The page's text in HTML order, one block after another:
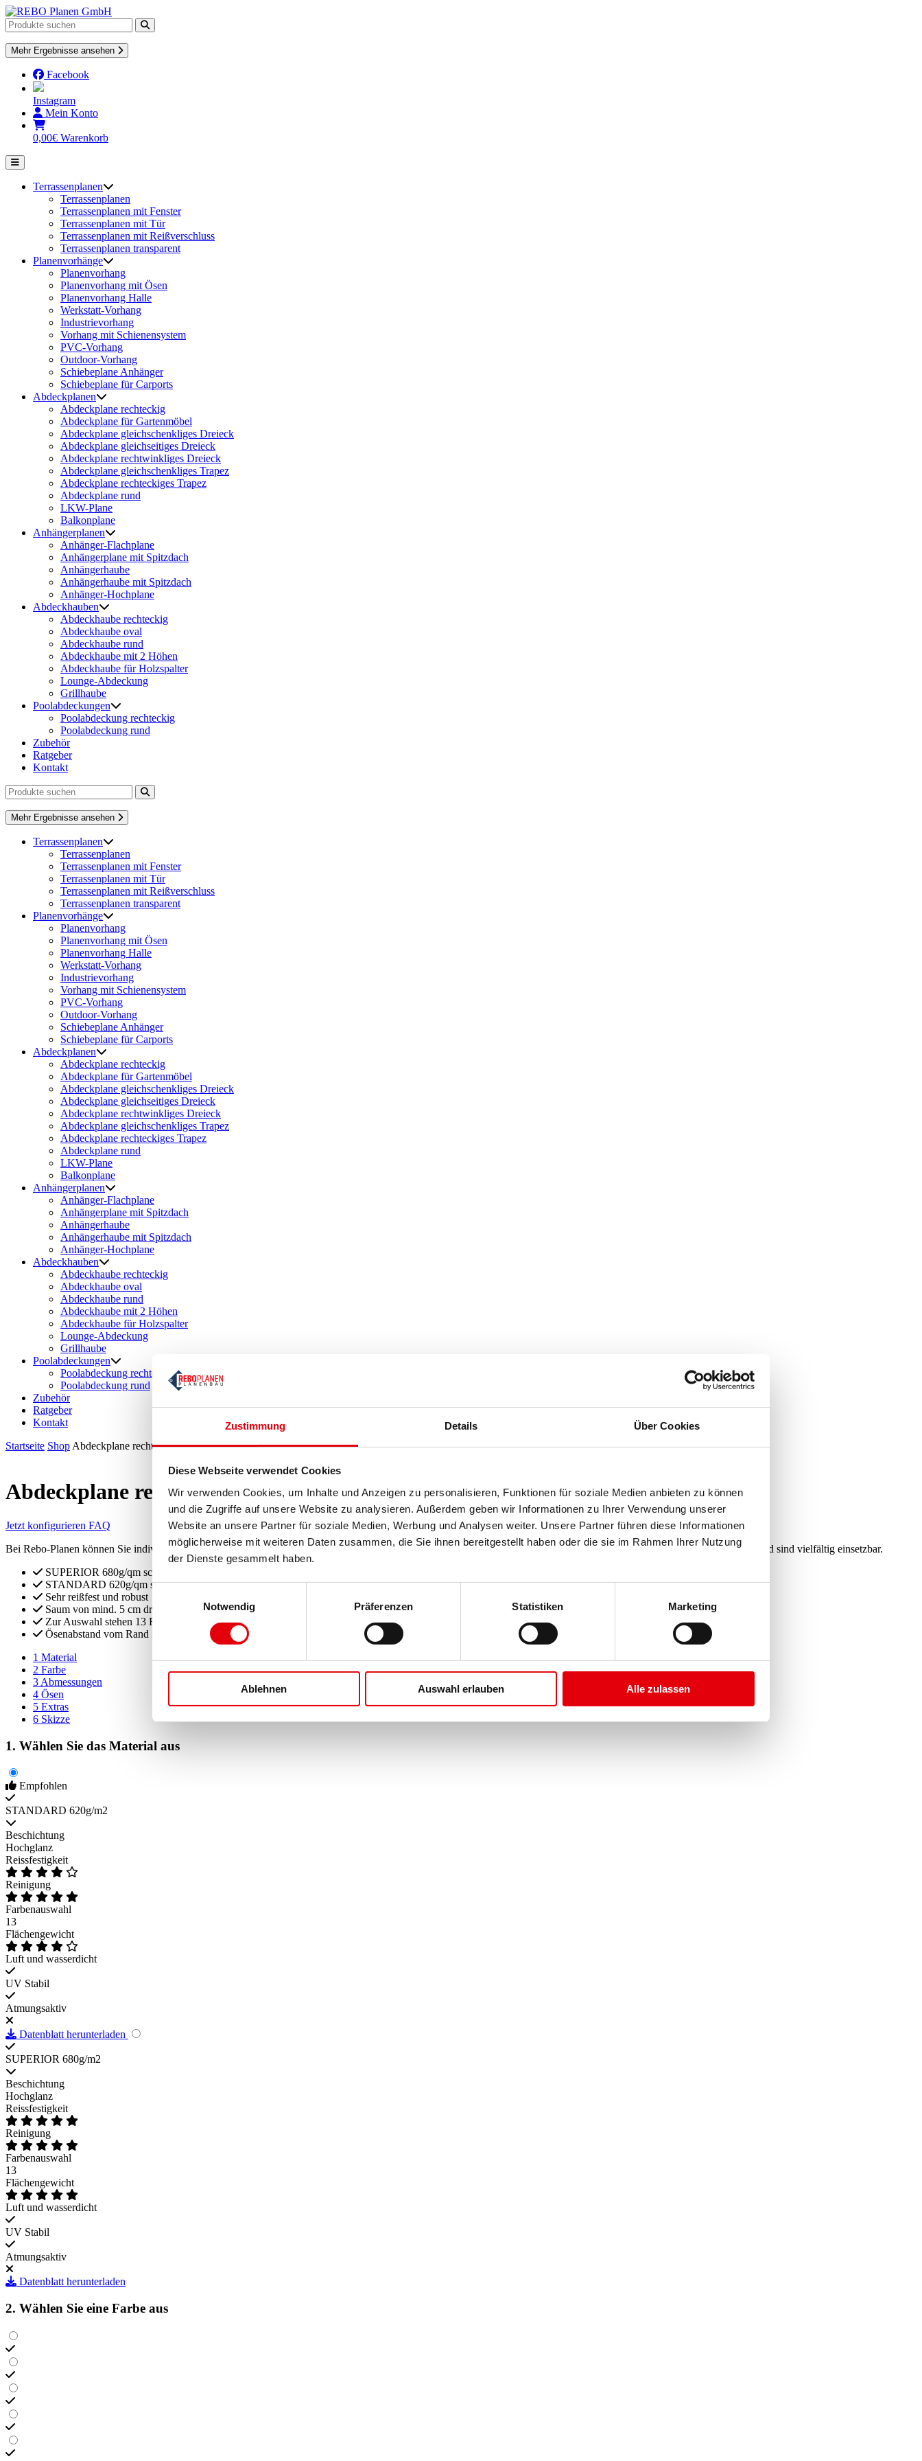
Zustimmung Details Über Cookies
Diese Webseite verwendet Cookies
Wir verwenden Cookies, um Inhalte und Anzeigen zu personalisieren, Funktionen für soziale Medien anbieten zu können
und die Zugriffe auf unsere Website zu analysieren. Außerdem geben wir Informationen zu Ihrer Verwendung unserer
Website an unsere Partner für soziale Medien, Werbung und Analysen weiter. Unsere Partner führen diese Informationen
möglicherweise mit weiteren Daten zusammen, die Sie ihnen bereitgestellt haben oder die sie im Rahmen Ihrer Nutzung
der Dienste gesammelt haben.
Einwilligungsauswahl
Notwendig
Präferenzen Statistiken Marketing
Ablehnen Auswahl erlauben Alle zulassen
Skip
to
content
Mehr Ergebnisse ansehen
Facebook
Instagram
Mein Konto
0,00€ Warenkorb
Terrassenplanen
Terrassenplanen
Terrassenplanen mit Fenster
Terrassenplanen mit Tür
Terrassenplanen mit Reißverschluss
Terrassenplanen transparent
Planenvorhänge
Planenvorhang
Planenvorhang mit Ösen
Planenvorhang Halle
Werkstatt-Vorhang
Industrievorhang
Vorhang mit Schienensystem
PVC-Vorhang
Outdoor-Vorhang
Schiebeplane Anhänger
Schiebeplane für Carports
Abdeckplanen
Abdeckplane rechteckig
Abdeckplane für Gartenmöbel
Abdeckplane gleichschenkliges Dreieck
Abdeckplane gleichseitiges Dreieck
Abdeckplane rechtwinkliges Dreieck
Abdeckplane gleichschenkliges Trapez
Abdeckplane rechteckiges Trapez
Abdeckplane rund
LKW-Plane
Balkonplane
Anhängerplanen
Anhänger-Flachplane
Anhängerplane mit Spitzdach
Anhängerhaube
Anhängerhaube mit Spitzdach
Anhänger-Hochplane
Abdeckhauben
Abdeckhaube rechteckig
Abdeckhaube oval
Abdeckhaube rund
Abdeckhaube mit 2 Höhen
Abdeckhaube für Holzspalter
Lounge-Abdeckung
Grillhaube
Poolabdeckungen
Poolabdeckung rechteckig
Poolabdeckung rund
Zubehör
Ratgeber
Kontakt
Mehr Ergebnisse ansehen
Terrassenplanen
Terrassenplanen
Terrassenplanen mit Fenster
Terrassenplanen mit Tür
Terrassenplanen mit Reißverschluss
Terrassenplanen transparent
Planenvorhänge
Planenvorhang
Planenvorhang mit Ösen
Planenvorhang Halle
Werkstatt-Vorhang
Industrievorhang
Vorhang mit Schienensystem
PVC-Vorhang
Outdoor-Vorhang
Schiebeplane Anhänger
Schiebeplane für Carports
Abdeckplanen
Abdeckplane rechteckig
Abdeckplane für Gartenmöbel
Abdeckplane gleichschenkliges Dreieck
Abdeckplane gleichseitiges Dreieck
Abdeckplane rechtwinkliges Dreieck
Abdeckplane gleichschenkliges Trapez
Abdeckplane rechteckiges Trapez
Abdeckplane rund
LKW-Plane
Balkonplane
Anhängerplanen
Anhänger-Flachplane
Anhängerplane mit Spitzdach
Anhängerhaube
Anhängerhaube mit Spitzdach
Anhänger-Hochplane
Abdeckhauben
Abdeckhaube rechteckig
Abdeckhaube oval
Abdeckhaube rund
Abdeckhaube mit 2 Höhen
Abdeckhaube für Holzspalter
Lounge-Abdeckung
Grillhaube
Poolabdeckungen
Poolabdeckung rechteckig
Poolabdeckung rund
Zubehör
Ratgeber
Kontakt
Startseite Shop Abdeckplane rechteckig
Abdeckplane rechteckig
Jetzt konfigurieren FAQ
Bei Rebo-Planen können Sie individuelle Abdeckplanen inklusive Zubehör bestellen. Die Abdeckplanen bestehen aus qualitativ hochwertiger, robuster und langlebiger Plane und sind vielfältig einsetzbar.
SUPERIOR 680g/qm schwer
STANDARD 620g/qm schwer
Sehr reißfest und robust
Saum von mind. 5 cm drumherum
Zur Auswahl stehen 13 Farben
Ösenabstand vom Rand 2 – 3 cm
1 Material
2 Farbe
3 Abmessungen
4 Ösen
5 Extras
6 Skizze
1. Wählen Sie das Material aus
Empfohlen
STANDARD 620g/m2
Beschichtung
Hochglanz
Reissfestigkeit
Reinigung
Farbenauswahl
13
Flächengewicht
Luft und wasserdicht
UV Stabil
Atmungsaktiv
Datenblatt herunterladen
SUPERIOR 680g/m2
Beschichtung
Hochglanz
Reissfestigkeit
Reinigung
Farbenauswahl
13
Flächengewicht
Luft und wasserdicht
UV Stabil
Atmungsaktiv
Datenblatt herunterladen
2. Wählen Sie eine Farbe aus